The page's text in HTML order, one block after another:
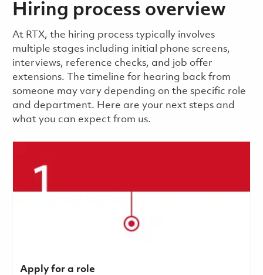
Hiring process overview
​​​​At RTX, the hiring process typically involves
multiple stages including initial phone screens,
interviews, reference checks, and job offer
extensions. The timeline for hearing back from
someone may vary depending on the specific role
and department. Here are your next steps and
what you can expect from us.
Apply for a role